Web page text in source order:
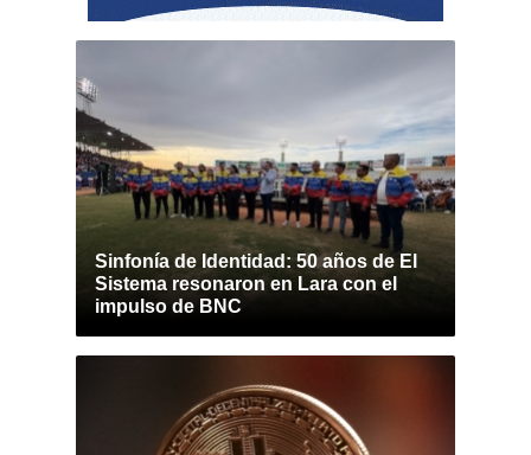
Sinfonía de Identidad: 50 años de El
Sistema resonaron en Lara con el
impulso de BNC